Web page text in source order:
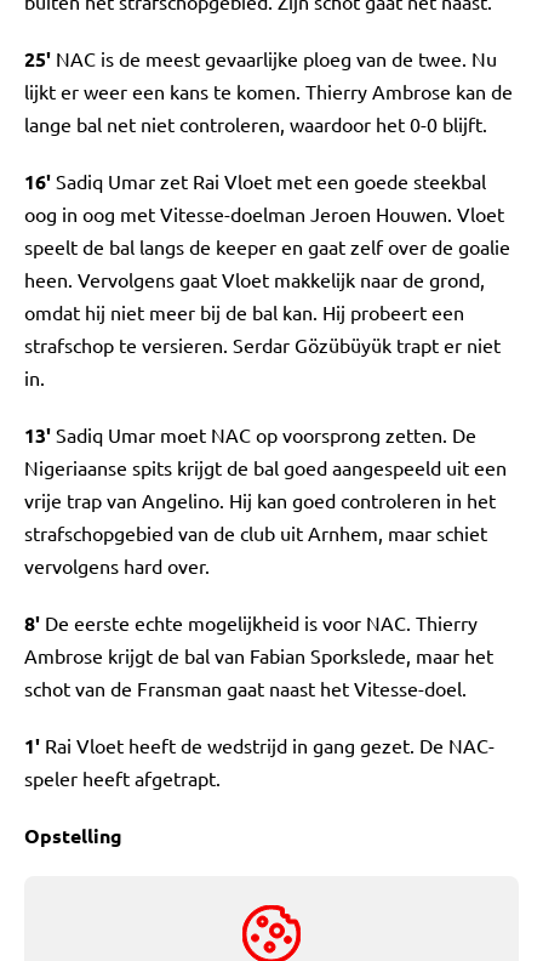
25' NAC is de meest gevaarlijke ploeg van de twee. Nu
lijkt er weer een kans te komen. Thierry Ambrose kan de
lange bal net niet controleren, waardoor het 0-0 blijft.
16' Sadiq Umar zet Rai Vloet met een goede steekbal
oog in oog met Vitesse-doelman Jeroen Houwen. Vloet
speelt de bal langs de keeper en gaat zelf over de goalie
heen. Vervolgens gaat Vloet makkelijk naar de grond,
omdat hij niet meer bij de bal kan. Hij probeert een
strafschop te versieren. Serdar Gözübüyük trapt er niet
in.
13' Sadiq Umar moet NAC op voorsprong zetten. De
Nigeriaanse spits krijgt de bal goed aangespeeld uit een
vrije trap van Angelino. Hij kan goed controleren in het
strafschopgebied van de club uit Arnhem, maar schiet
vervolgens hard over.
8' De eerste echte mogelijkheid is voor NAC. Thierry
Ambrose krijgt de bal van Fabian Sporkslede, maar het
schot van de Fransman gaat naast het Vitesse-doel.
1' Rai Vloet heeft de wedstrijd in gang gezet. De NAC-
speler heeft afgetrapt.
Opstelling